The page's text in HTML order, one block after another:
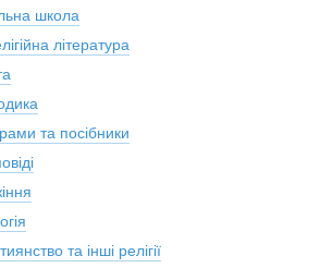
школа
література
та посібники
та інші релігії